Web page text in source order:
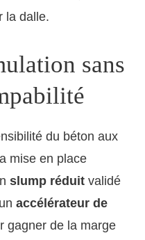
la dalle.
sans
du béton aux
mise en place
slump réduit validé
accélérateur de
gagner de la marge